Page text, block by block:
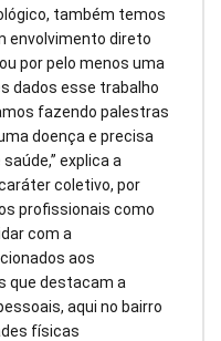
também temos
envolvimento direto
por pelo menos uma
dados esse trabalho
fazendo palestras
doença e precisa
explica a
coletivo, por
profissionais como
com a
aos
que destacam a
aqui no bairro
físicas